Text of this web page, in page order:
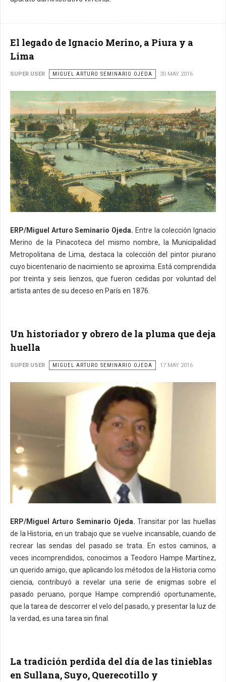
El legado de Ignacio Merino, a Piura y a
Lima
SUPER USER MIGUEL ARTURO SEMINARIO OJEDA 30 MAY 2016
ERP/Miguel Arturo Seminario Ojeda. Entre la colección Ignacio
Merino de la Pinacoteca del mismo nombre, la Municipalidad
Metropolitana de Lima, destaca la colección del pintor piurano
cuyo bicentenario de nacimiento se aproxima. Está comprendida
por treinta y seis lienzos, que fueron cedidas por voluntad del
artista antes de su deceso en París en 1876.
Un historiador y obrero de la pluma que deja
huella
SUPER USER MIGUEL ARTURO SEMINARIO OJEDA 17 MAY 2016
ERP/Miguel Arturo Seminario Ojeda. Transitar por las huellas
de la Historia, en un trabajo que se vuelve incansable, cuando de
recrear las sendas del pasado se trata. En estos caminos, a
veces incomprendidos, conocimos a Teodoro Hampe Martínez,
un querido amigo, que aplicando los métodos de la Historia como
ciencia, contribuyó a revelar una serie de enigmas sobre el
pasado peruano, porque Hampe comprendió oportunamente,
que la tarea de descorrer el velo del pasado, y presentar la luz de
la verdad, es una tarea sin final.
La tradición perdida del día de las tinieblas
en Sullana, Suyo, Querecotillo y